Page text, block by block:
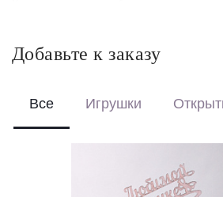
Перевяжем лентой – идеальный
Добавьте к заказу
Все Игрушки